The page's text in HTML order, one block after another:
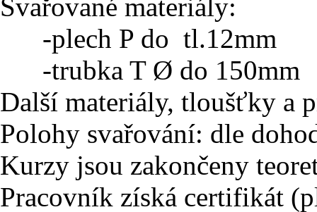
Svařované materiály:
-plech P do tl.12mm
-trubka T Ø do 150mm
Další materiály, tloušťky a
Polohy svařování: dle
Kurzy jsou zakončeny
Pracovník získá certifikát